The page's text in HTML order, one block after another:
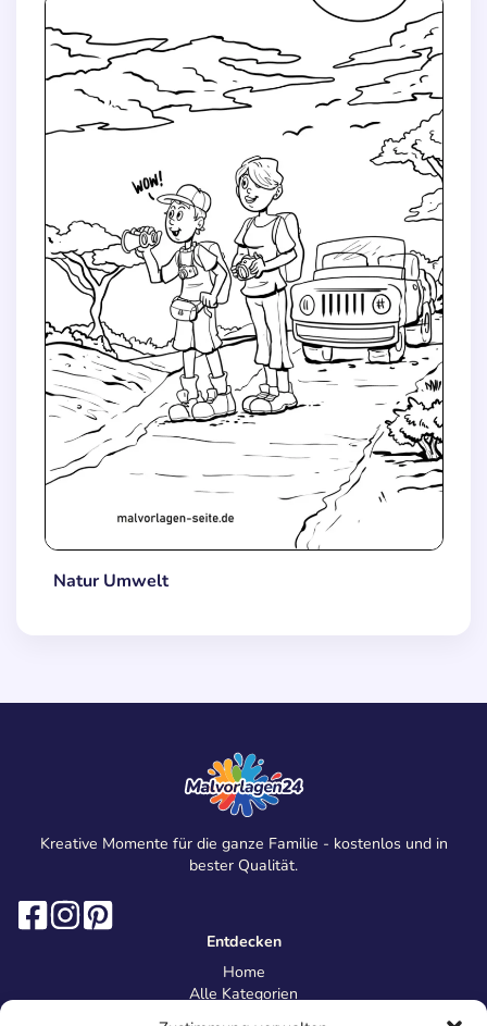
Natur Umwelt
Kreative Momente für die ganze Familie - kostenlos und in
bester Qualität.
Entdecken
Home
Alle Kategorien